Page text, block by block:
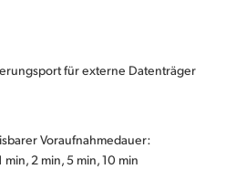
für externe Datenträger
Voraufnahmedauer:
2 min, 5 min, 10 min